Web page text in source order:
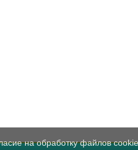
на обработку файлов